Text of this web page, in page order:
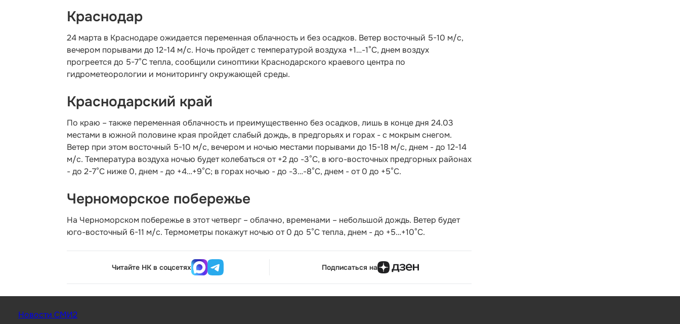
Краснодар
24 марта в Краснодаре ожидается переменная облачность и без осадков. Ветер восточный 5-10 м/с,
вечером порывами до 12-14 м/с. Ночь пройдет с температурой воздуха +1…-1°С, днем воздух
прогреется до 5-7°С тепла, сообщили синоптики Краснодарского краевого центра по
гидрометеорологии и мониторингу окружающей среды.
Краснодарский край
По краю – также переменная облачность и преимущественно без осадков, лишь в конце дня 24.03
местами в южной половине края пройдет слабый дождь, в предгорьях и горах - с мокрым снегом.
Ветер при этом восточный 5-10 м/с, вечером и ночью местами порывами до 15-18 м/с, днем - до 12-14
м/с. Температура воздуха ночью будет колебаться от +2 до -3°С, в юго-восточных предгорных районах
- до 2-7°С ниже 0, днем - до +4…+9°С; в горах ночью - до -3…-8°С, днем - от 0 до +5°С.
Черноморское побережье
На Черноморском побережье в этот четверг – облачно, временами – небольшой дождь. Ветер будет
юго-восточный 6-11 м/с. Термометры покажут ночью от 0 до 5°С тепла, днем - до +5…+10°С.
Читайте НК в соцсетях Подписаться на
Новости СМИ2